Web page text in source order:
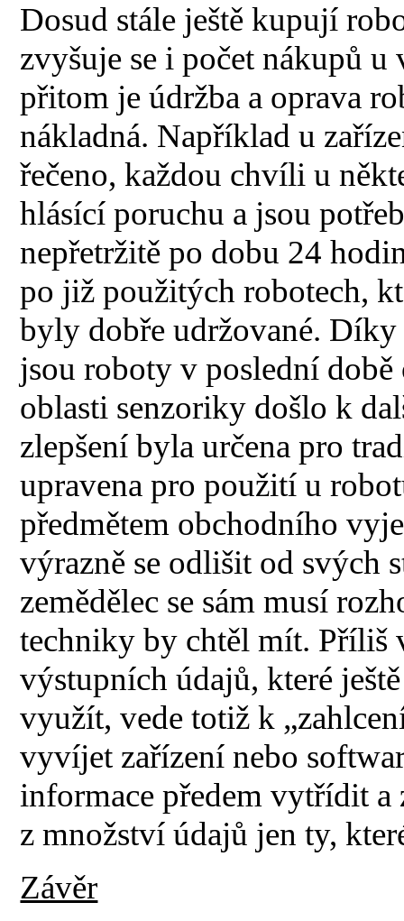
Dosud stále ještě kupují
zvyšuje se i počet nákupů
přitom je údržba a oprava
nákladná. Například u
řečeno, každou chvíli u
hlásící poruchu a jsou
nepřetržitě po dobu 24
po již použitých robotech,
byly dobře udržované.
jsou roboty v poslední
oblasti senzoriky došlo k
zlepšení byla určena pro
upravena pro použití u
předmětem obchodního
výrazně se odlišit od svých
zemědělec se sám musí
techniky by chtěl mít. Příliš
výstupních údajů, které
využít, vede totiž k
vyvíjet zařízení nebo
informace předem vytřídit a
z množství údajů jen ty,
Závěr